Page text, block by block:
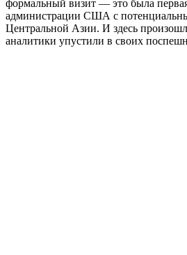
формальный визит — это была
администрации США с
Центральной Азии. И здесь
аналитики упустили в своих